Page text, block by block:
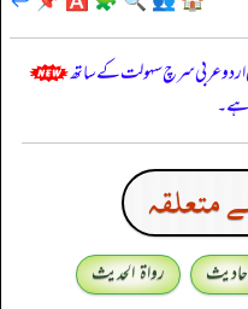
اردو عربی سرچ سہولت کے ساتھ
ہے۔
متعلقہ
رواۃ الحدیث